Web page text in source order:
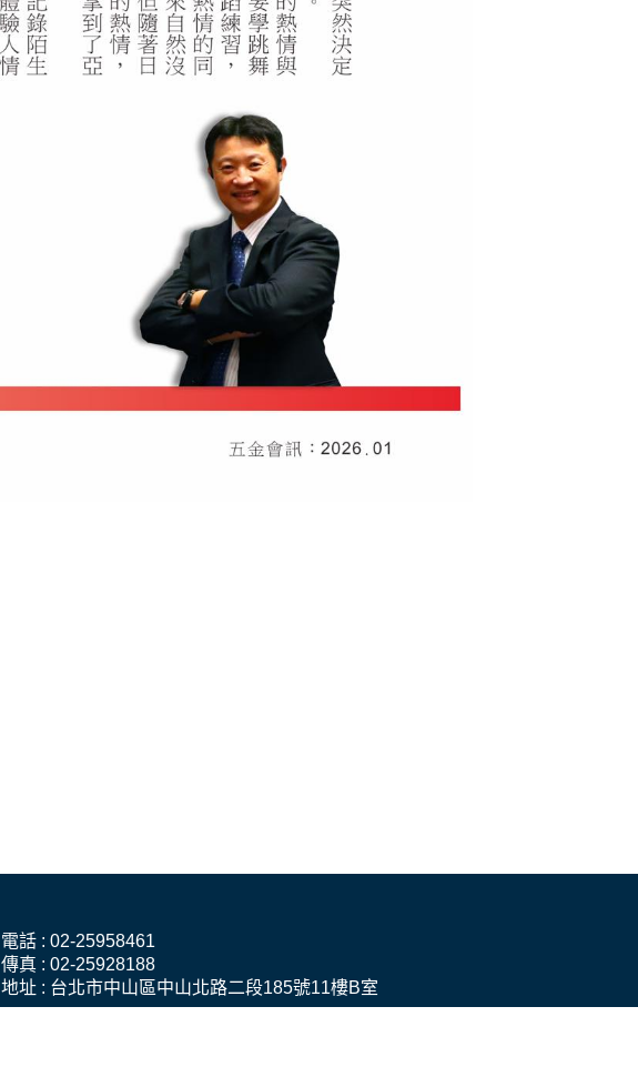
電話 : 02-25958461
傳真 : 02-25928188
地址 : 台北市中山區中山北路二段185號11樓B室